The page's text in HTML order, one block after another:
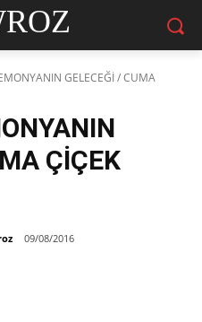
GELECEĞİ / CUMA
ÇİÇEK
09/08/2016